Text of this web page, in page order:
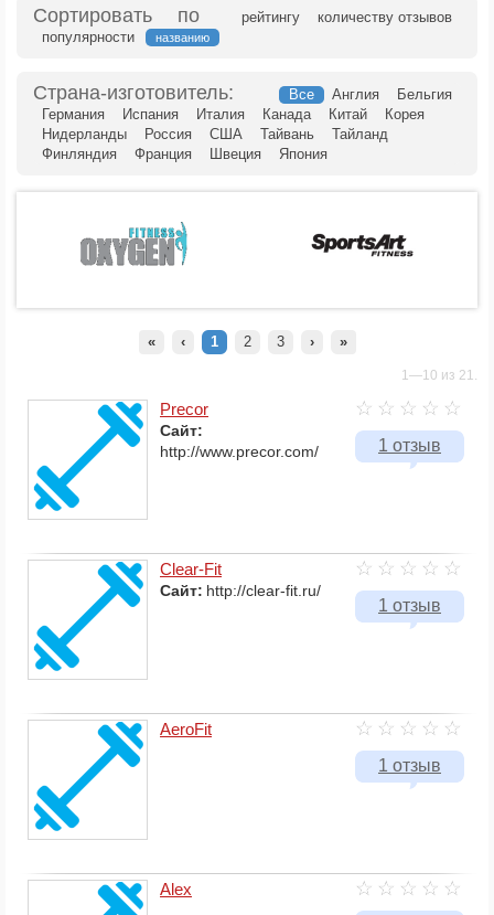
Сортировать по рейтингу
количеству отзывов
популярности
названию
Cтрана-изготовитель: Все Англия
Бельгия
Германия
Испания Италия Канада Китай
Корея
Нидерланды
Россия США Тайвань
Тайланд
Финляндия
Франция Швеция Япония
« ‹ 1 2 3 › »
1—10 из 21.
1 отзыв
Precor
Сайт:
http://www.precor.com/
1 отзыв
Сlear-Fit
Сайт: http://clear-fit.ru/
1 отзыв
AeroFit
Alex